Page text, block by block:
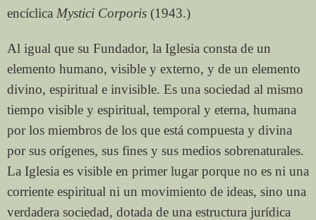
encíclica Mystici Corporis (1943.)
Al igual que su Fundador, la Iglesia consta de un
elemento humano, visible y externo, y de un elemento
divino, espiritual e invisible. Es una sociedad al mismo
tiempo visible y espiritual, temporal y eterna, humana
por los miembros de los que está compuesta y divina
por sus orígenes, sus fines y sus medios sobrenaturales.
La Iglesia es visible en primer lugar porque no es ni una
corriente espiritual ni un movimiento de ideas, sino una
verdadera sociedad, dotada de una estructura jurídica